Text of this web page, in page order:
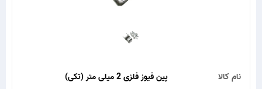
پین فیوز فلزی 2 میلی متر (تکی) نام کالا